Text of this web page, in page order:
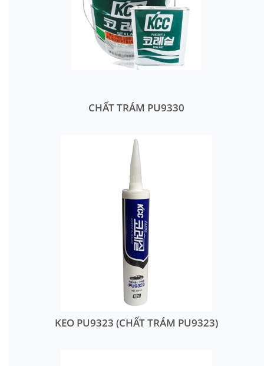
CHẤT TRÁM PU9330
KEO PU9323 (CHẤT TRÁM PU9323)